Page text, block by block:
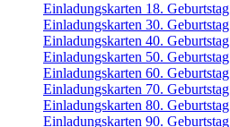
Einladungskarten 18. Geburtstag
Einladungskarten 30. Geburtstag
Einladungskarten 40. Geburtstag
Einladungskarten 50. Geburtstag
Einladungskarten 60. Geburtstag
Einladungskarten 70. Geburtstag
Einladungskarten 80. Geburtstag
Einladungskarten 90. Geburtstag